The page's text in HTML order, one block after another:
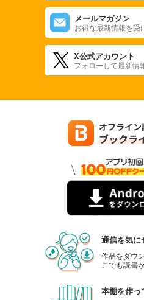
メールマガジン
お得な最新情報を受
X公式アカウント
フォローして最新情
通信を気に
作品をダウ
こでも読書
本棚を作っ